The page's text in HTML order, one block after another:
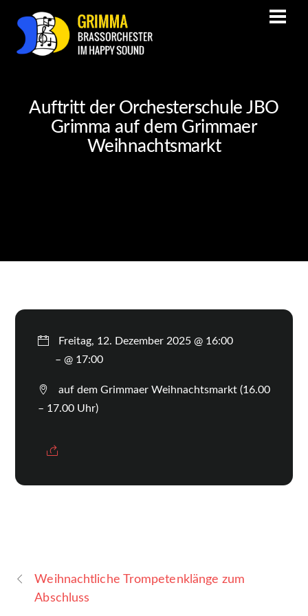
Auftritt der Orchesterschule JBO
Grimma auf dem Grimmaer
Weihnachtsmarkt
Freitag, 12. Dezember 2025 @ 16:00
– @ 17:00
auf dem Grimmaer Weihnachtsmarkt (16.00
– 17.00 Uhr)
Weihnachtliche Trompetenklänge zum
Abschluss